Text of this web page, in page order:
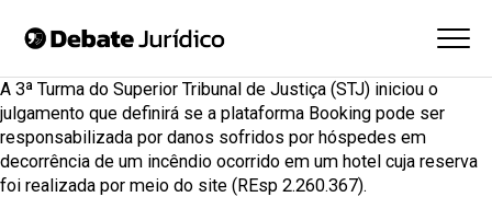
A 3ª Turma do Superior Tribunal de Justiça (STJ) iniciou o
julgamento que definirá se a plataforma Booking pode ser
responsabilizada por danos sofridos por hóspedes em
decorrência de um incêndio ocorrido em um hotel cuja reserva
foi realizada por meio do site (REsp 2.260.367).